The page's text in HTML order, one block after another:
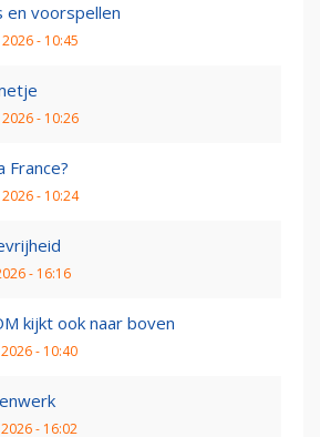
en voorspellen
- 10:45
- 10:26
France?
- 10:24
- 16:16
kijkt ook naar boven
- 10:40
- 16:02